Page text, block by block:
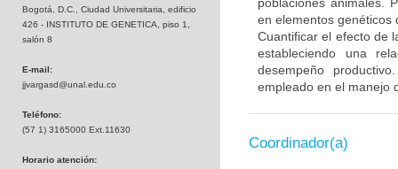
Bogotá, D.C., Ciudad Universitaria, edificio
426 - INSTITUTO DE GENETICA, piso 1,
salón 8
E-mail:
jjvargasd@unal.edu.co
Teléfono:
(57 1) 3165000 Ext.11630
Horario atención:
en elementos genéticos
Cuantificar el efecto de
estableciendo una
desempeño
empleado en el manejo
Coordinador(a)